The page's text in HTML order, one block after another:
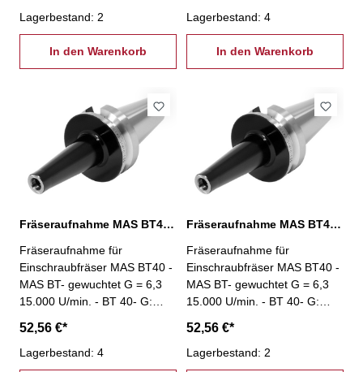
Lagerbestand: 2
In den Warenkorb
Lagerbestand: 4
In den Warenkorb
Fräseraufnahme MAS BT40, M16 / L: 50 mm
Fräseraufnahme für
Einschraubfräser MAS BT40 -
MAS BT- gewuchtet G = 6,3
15.000 U/min. - BT 40- G:
52,56 €*
Lagerbestand: 4
Fräseraufnahme MAS BT40, M16 / L: 75 mm
Fräseraufnahme für
Einschraubfräser MAS BT40 -
MAS BT- gewuchtet G = 6,3
15.000 U/min. - BT 40- G:
52,56 €*
Lagerbestand: 2